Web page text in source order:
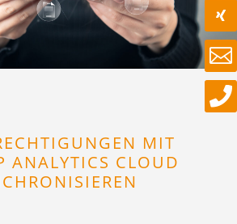
MIT
ANALYTICS CLOUD

